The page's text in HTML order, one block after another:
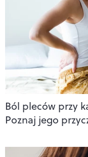
Ból pleców przy
Poznaj jego